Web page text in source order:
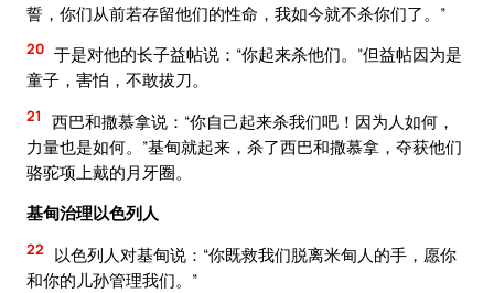
誓，你们从前若存留他们的性命，我如今就不杀你们了。”
20 于是对他的长子益帖说：“你起来杀他们。”但益帖因为是
童子，害怕，不敢拔刀。
21
西巴和撒慕拿说：“你自己起来杀我们吧！因为人如何，
力量也是如何。”基甸就起来，杀了西巴和撒慕拿，夺获他们
骆驼项上戴的月牙圈。
基甸治理以色列人
22
以色列人对基甸说：“你既救我们脱离米甸人的手，愿你
和你的儿孙管理我们。”